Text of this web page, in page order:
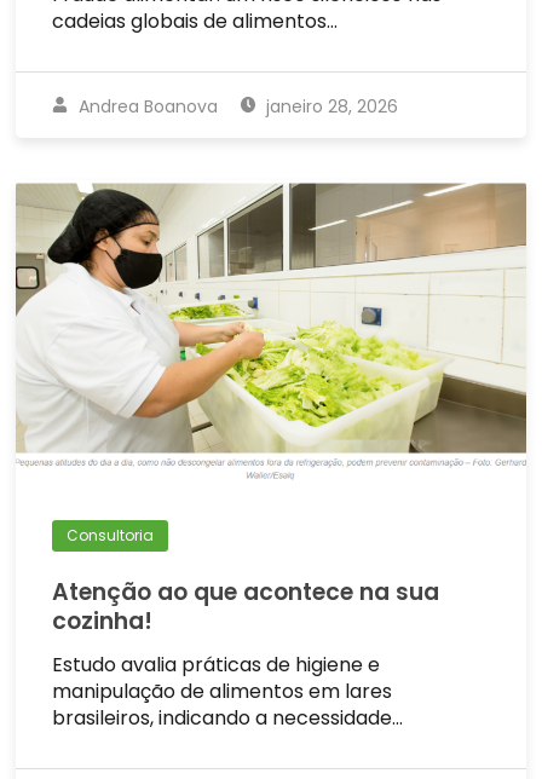
cadeias globais de alimentos…
Andrea Boanova janeiro 28, 2026
Consultoria
Atenção ao que acontece na sua
cozinha!
Estudo avalia práticas de higiene e
manipulação de alimentos em lares
brasileiros, indicando a necessidade…